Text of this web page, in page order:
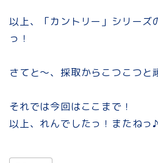
以上、「カントリー」シリーズ
っ！
さてと～、採取からこつこつと
それでは今回はここまで！
以上、れんでしたっ！またねっ♪